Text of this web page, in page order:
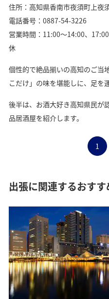
住所：高知県香南市夜須町上夜
電話番号：0887-54-3226
営業時間：11:00〜14:00、
休
個性的で絶品揃いの高知のご当
こだけ」の味を堪能しに、足を
後半は、お酒大好き高知県民が
品居酒屋を紹介します。
1
出張に関連するおす